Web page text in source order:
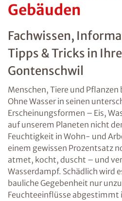
Gebäuden
Fachwissen,
Tipps & Tricks in
Gontenschwil
Menschen, Tiere und
Ohne Wasser in seinen
Erscheinungsformen – Eis,
auf unserem Planeten nicht
Feuchtigkeit in Wohn- und
einem gewissen Prozentsatz
atmet, kocht, duscht – und
Wasserdampf. Schädlich wird
bauliche Gegebenheit nur
Feuchteeinflüsse abgestimmt